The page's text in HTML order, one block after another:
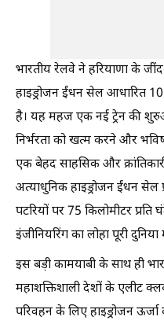
भारतीय रेलवे ने हरियाणा के
हाइड्रोजन ईंधन सेल आधारित 10
है। यह महज एक नई ट्रेन की
निर्भरता को खत्म करने और
एक बेहद साहसिक और
अत्याधुनिक हाइड्रोजन ईंधन सेल
पटरियों पर 75 किलोमीटर प्रति
इंजीनियरिंग का लोहा पूरी दुनिया
इस बड़ी कामयाबी के साथ ही
महाशक्तिशाली देशों के एलीट
परिवहन के लिए हाइड्रोजन